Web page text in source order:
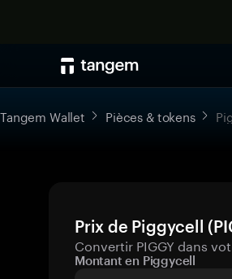
Tangem Wallet Pièces & tokens
Prix de Piggycell
Convertir PIGGY dans
Montant en Piggycell